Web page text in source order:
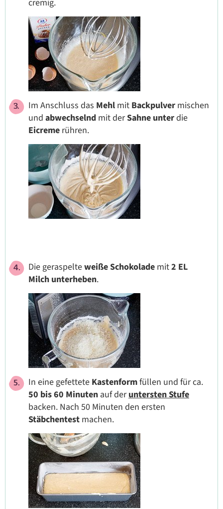
cremig.
Im Anschluss das Mehl mit Backpulver mischen
und abwechselnd mit derSahne unterdie
Eicreme rühren.
Die geraspelteweiße Schokolade mit2 EL
Milch unterheben.
In eine gefettete Kastenformfüllen und für ca.
50 bis 60 Minuten auf derunterstenStufe
backen. Nach 50 Minuten den ersten
Stäbchentest machen.